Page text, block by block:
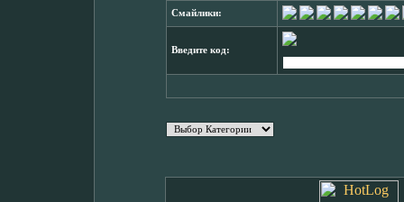
Смайлики:
Введите код: